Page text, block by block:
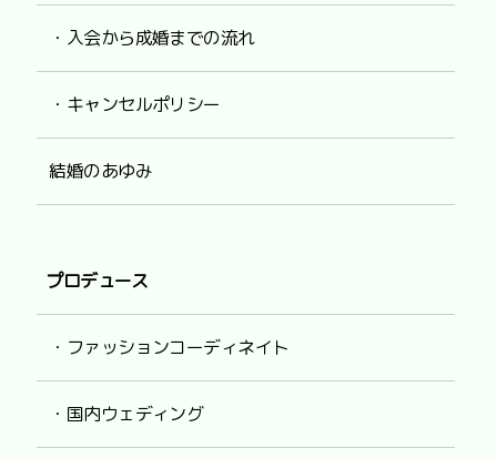
・入会から成婚までの流れ
・キャンセルポリシー
結婚のあゆみ
プロデュース
・ファッションコーディネイト
・国内ウェディング